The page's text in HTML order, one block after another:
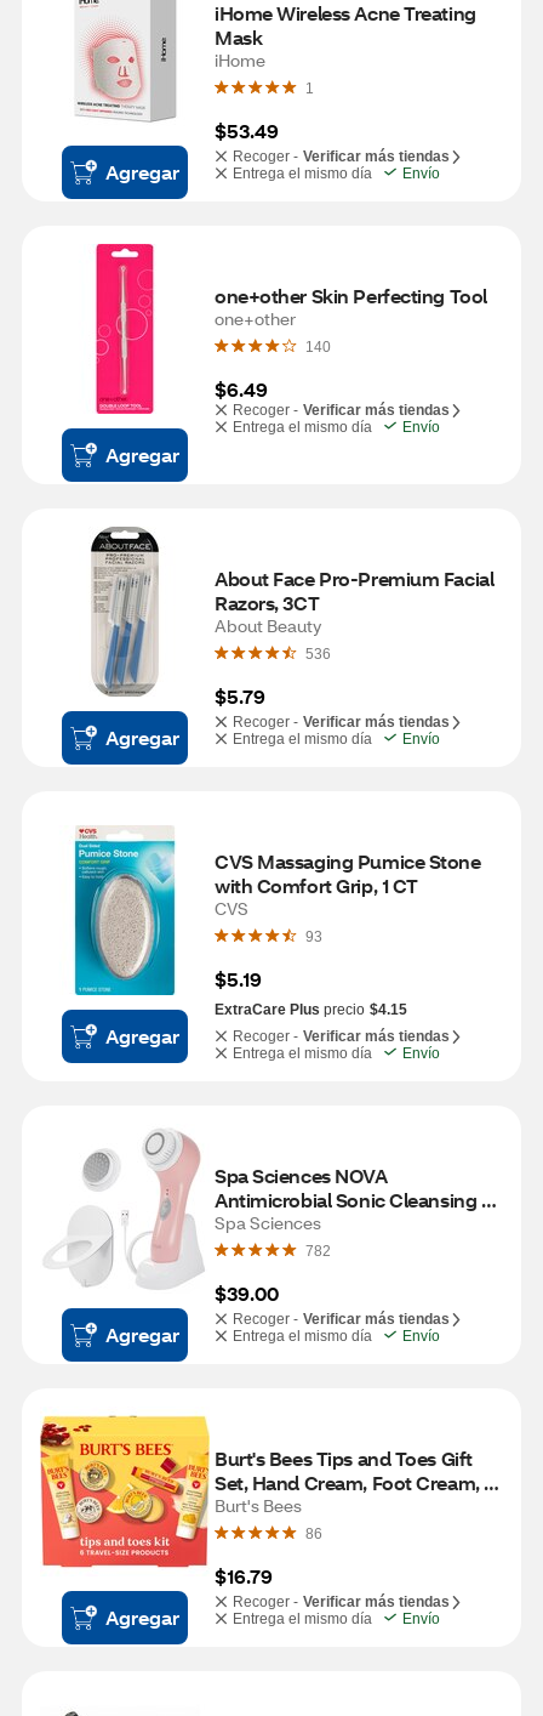
Agregar
iHome Wireless Acne Treating
Mask
iHome
1
$53.49
Recoger - Verificar más tiendas
Entrega el mismo día
Envío
Agregar
one+other Skin Perfecting Tool
one+other
140
$6.49
Recoger - Verificar más tiendas
Entrega el mismo día
Envío
Agregar
About Face Pro-Premium Facial
Razors, 3CT
About Beauty
536
$5.79
Recoger - Verificar más tiendas
Entrega el mismo día
Envío
Agregar
CVS Massaging Pumice Stone
with Comfort Grip, 1 CT
CVS
93
$5.19
ExtraCare Plus precio $4.15
Recoger - Verificar más tiendas
Entrega el mismo día
Envío
Agregar
Spa Sciences NOVA
Antimicrobial Sonic Cleansing
System
Spa Sciences
782
$39.00
Recoger - Verificar más tiendas
Entrega el mismo día
Envío
Agregar
Burt's Bees Tips and Toes Gift
Set, Hand Cream, Foot Cream,
Cuticle Cream, Hand Salve, Lip
Balm
Burt's Bees
86
$16.79
Recoger - Verificar más tiendas
Entrega el mismo día
Envío